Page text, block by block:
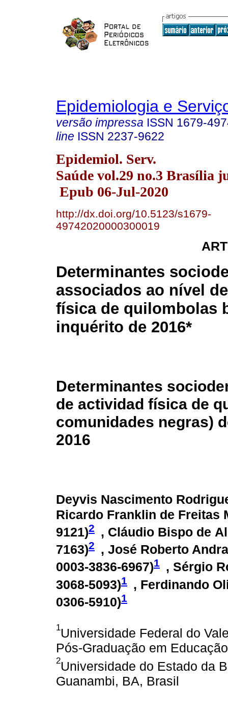
Epidemiologia e
versão impressa ISSN 1679-
line ISSN 2237-9622
Epidemiol. Serv.
Saúde vol.29 no.3 Brasília
Epub 06-Jul-2020
http://dx.doi.org/10.5123/s1679-
49742020000300019
Determinantes
associados ao nível
física de quilombolas
inquérito de 2016*
Determinantes
de actividad física de
comunidades negras)
2016
Deyvis Nascimento
Ricardo Franklin de Freitas
9121)2
, Cláudio Bispo de
7163)2
, José Roberto
0003-3836-6967)1 , Sérgio
3068-5093)1 , Ferdinando
0306-5910)1
1Universidade Federal do
Pós-Graduação em
2Universidade do Estado da
Guanambi, BA, Brasil